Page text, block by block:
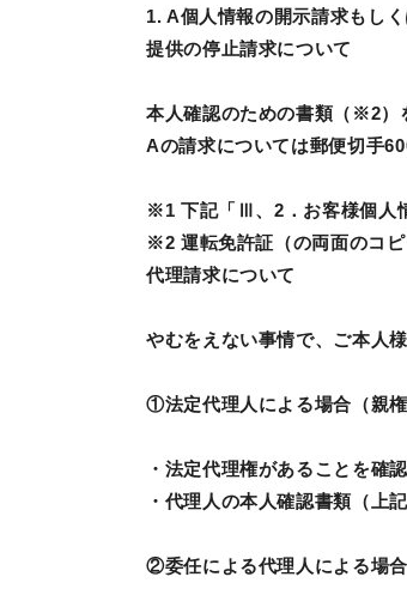
1. A個人情報の開示請求もし
提供の停止請求について
本人確認のための書類（※2）
Aの請求については郵便切手
※1 下記「Ⅲ、2．お客様個人
※2 運転免許証（の両面のコ
代理請求について
やむをえない事情で、ご本人
①法定代理人による場合（親
・法定代理権があることを確
・代理人の本人確認書類（上
②委任による代理人による場